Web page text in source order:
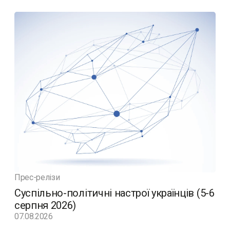
Прес-релізи
Суспільно-політичні настрої українців (5-6
серпня 2026)
07.08.2026